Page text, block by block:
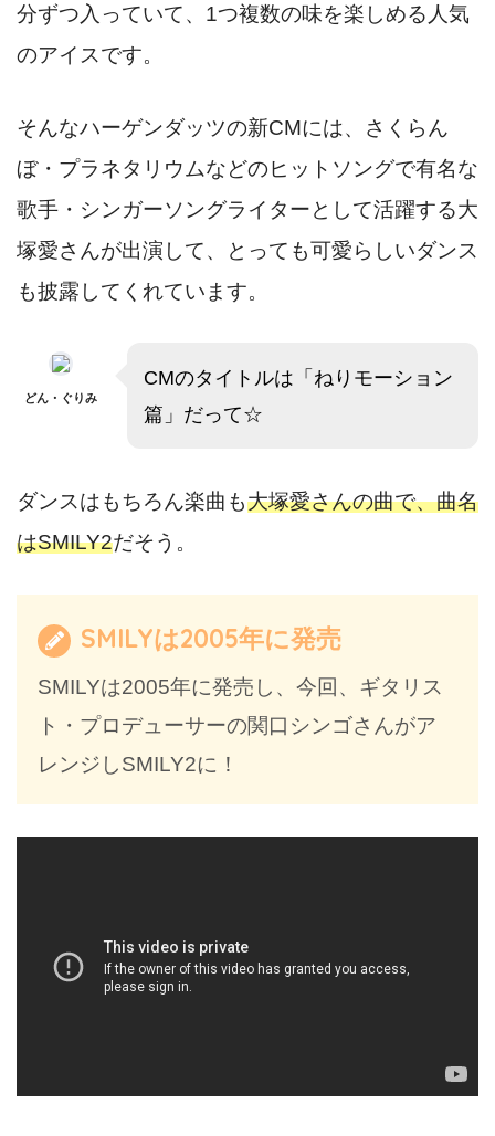
分ずつ入っていて、1つ複数の味を楽しめる人気
のアイスです。
そんなハーゲンダッツの新CMには、さくらん
ぼ・プラネタリウムなどのヒットソングで有名な
歌手・シンガーソングライターとして活躍する大
塚愛さんが出演して、とっても可愛らしいダンス
も披露してくれています。
どん・ぐりみ
CMのタイトルは「ねりモーション
篇」だって☆
ダンスはもちろん楽曲も大塚愛さんの曲で、曲名
はSMILY2だそう。
SMILYは2005年に発売
SMILYは2005年に発売し、今回、ギタリス
ト・プロデューサーの関口シンゴさんがア
レンジしSMILY2に！